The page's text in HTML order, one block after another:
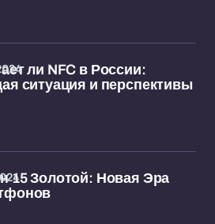
ли NFC в России:
ситуация и перспективы
15 Золотой: Новая Эра